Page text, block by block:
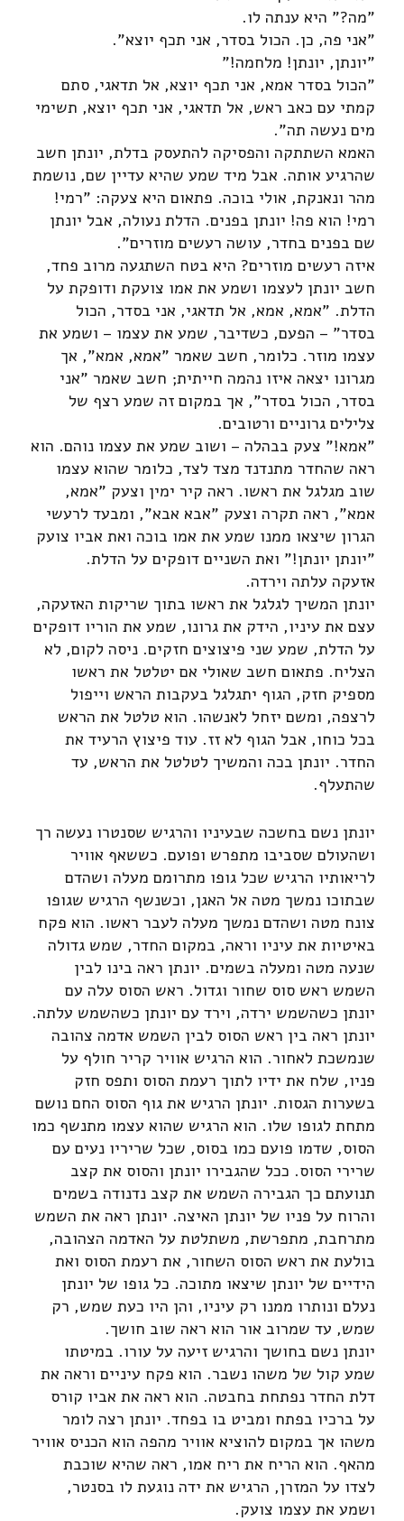
"מה?" היא ענתה לו.
"אני פה, כן. הכול בסדר, אני תכף יוצא".
"יונתן, יונתן! מלחמה!"
"הכול בסדר אמא, אני תכף יוצא, אל תדאגי, סתם
קמתי עם כאב ראש, אל תדאגי, אני תכף יוצא, תשימי
מים נעשה תה".
האמא השתתקה והפסיקה להתעסק בדלת, יונתן חשב
שהרגיע אותה. אבל מיד שמע שהיא עדיין שם, נושמת
מהר ונאנקת, אולי בוכה. פתאום היא צעקה: "רמי!
רמי! הוא פה! יונתן בפנים. הדלת נעולה, אבל יונתן
שם בפנים בחדר, עושה רעשים מוזרים".
איזה רעשים מוזרים? היא בטח השתגעה מרוב פחד,
חשב יונתן לעצמו ושמע את אמו צועקת ודופקת על
הדלת. "אמא, אמא, אל תדאגי, אני בסדר, הכול
בסדר" – הפעם, כשדיבר, שמע את עצמו – ושמע את
עצמו מוזר. כלומר, חשב שאמר "אמא, אמא", אך
מגרונו יצאה איזו נהמה חייתית; חשב שאמר "אני
בסדר, הכול בסדר", אך במקום זה שמע רצף של
צלילים גרוניים ורטובים.
"אמא!" צעק בבהלה – ושוב שמע את עצמו נוהם. הוא
ראה שהחדר מתנדנד מצד לצד, כלומר שהוא עצמו
שוב מגלגל את ראשו. ראה קיר ימין וצעק "אמא,
אמא", ראה תקרה וצעק "אבא אבא", ומבעד לרעשי
הגרון שיצאו ממנו שמע את אמו בוכה ואת אביו צועק
"יונתן יונתן!" ואת השניים דופקים על הדלת.
אזעקה עלתה וירדה.
יונתן המשיך לגלגל את ראשו בתוך שריקות האזעקה,
עצם את עיניו, הידק את גרונו, שמע את הוריו דופקים
על הדלת, שמע שני פיצוצים חזקים. ניסה לקום, לא
הצליח. פתאום חשב שאולי אם יטלטל את ראשו
מספיק חזק, הגוף יתגלגל בעקבות הראש וייפול
לרצפה, ומשם יזחל לאנשהו. הוא טלטל את הראש
בכל כוחו, אבל הגוף לא זז. עוד פיצוץ הרעיד את
החדר. יונתן בכה והמשיך לטלטל את הראש, עד
שהתעלף.
יונתן נשם בחשכה שבעיניו והרגיש שסנטרו נעשה רך
ושהעולם שסביבו מתפרש ופועם. כששאף אוויר
לריאותיו הרגיש שכל גופו מתרומם מעלה ושהדם
שבתוכו נמשך מטה אל האגן, וכשנשף הרגיש שגופו
צונח מטה ושהדם נמשך מעלה לעבר ראשו. הוא פקח
באיטיות את עיניו וראה, במקום החדר, שמש גדולה
שנעה מטה ומעלה בשמים. יונתן ראה בינו לבין
השמש ראש סוס שחור וגדול. ראש הסוס עלה עם
יונתן כשהשמש ירדה, וירד עם יונתן כשהשמש עלתה.
יונתן ראה בין ראש הסוס לבין השמש אדמה צהובה
שנמשכת לאחור. הוא הרגיש אוויר קריר חולף על
פניו, שלח את ידיו לתוך רעמת הסוס ותפס חזק
בשערות הגסות. יונתן הרגיש את גוף הסוס החם נושם
מתחת לגופו שלו. הוא הרגיש שהוא עצמו מתנשף כמו
הסוס, שדמו פועם כמו בסוס, שכל שריריו נעים עם
שרירי הסוס. ככל שהגבירו יונתן והסוס את קצב
תנועתם כך הגבירה השמש את קצב נדנודה בשמים
והרוח על פניו של יונתן האיצה. יונתן ראה את השמש
מתרחבת, מתפרשת, משתלטת על האדמה הצהובה,
בולעת את ראש הסוס השחור, את רעמת הסוס ואת
הידיים של יונתן שיצאו מתוכה. כל גופו של יונתן
נעלם ונותרו ממנו רק עיניו, והן היו כעת שמש, רק
שמש, עד שמרוב אור הוא ראה שוב חושך.
יונתן נשם בחושך והרגיש זיעה על עורו. במיטתו
שמע קול של משהו נשבר. הוא פקח עיניים וראה את
דלת החדר נפתחת בחבטה. הוא ראה את אביו קורס
על ברכיו בפתח ומביט בו בפחד. יונתן רצה לומר
משהו אך במקום להוציא אוויר מהפה הוא הכניס אוויר
מהאף. הוא הריח את ריח אמו, ראה שהיא שוכבת
לצדו על המזרן, הרגיש את ידה נוגעת לו בסנטר,
ושמע את עצמו צועק.